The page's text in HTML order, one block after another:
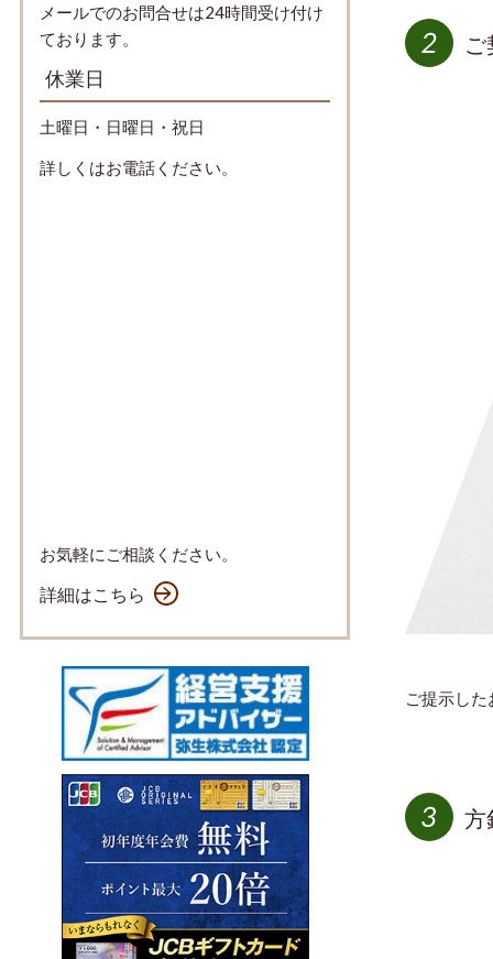
ご
ご提示し
方
メールでのお問合せは24時間受け付け
ております。
休業日
土曜日・日曜日・祝日
詳しくはお電話ください。
お気軽にご相談ください。
詳細はこちら